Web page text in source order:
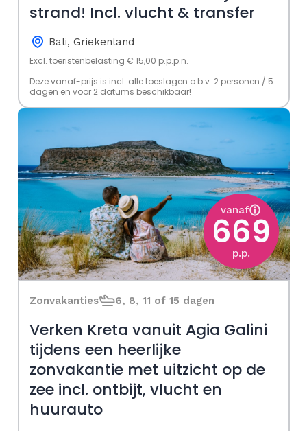
strand! Incl. vlucht & transfer
Bali, Griekenland
Excl. toeristenbelasting € 15,00 p.p.p.n.
Deze vanaf-prijs is incl. alle toeslagen o.b.v. 2 personen / 5
dagen en voor 2 datums beschikbaar!
vanaf
669
p.p.
Zonvakanties 6, 8, 11 of 15 dagen
Verken Kreta vanuit Agia Galini
tijdens een heerlijke
zonvakantie met uitzicht op de
zee incl. ontbijt, vlucht en
huurauto